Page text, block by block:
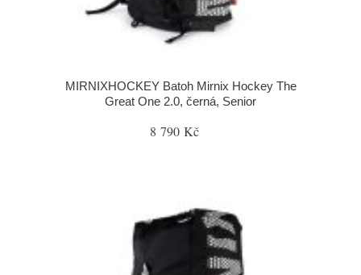
MIRNIXHOCKEY Batoh Mirnix Hockey The
Great One 2.0, černá, Senior
8 790 Kč